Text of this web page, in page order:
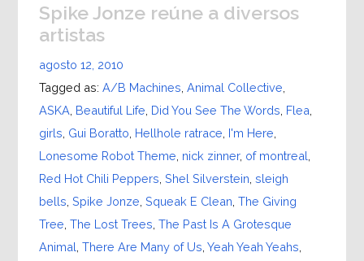
Spike Jonze reúne a diversos
artistas
agosto 12, 2010
Tagged as: A/B Machines Animal Collective
ASKA Beautiful Life Did You See The Words Flea
girls Gui Boratto Hellhole ratrace I'm Here
Lonesome Robot Theme nick zinner, of montreal
Red Hot Chili Peppers Shel Silverstein sleigh
bells Spike Jonze Squeak E Clean The Giving
Tree The Lost Trees The Past Is A Grotesque
Animal There Are Many of Us Yeah Yeah Yeahs